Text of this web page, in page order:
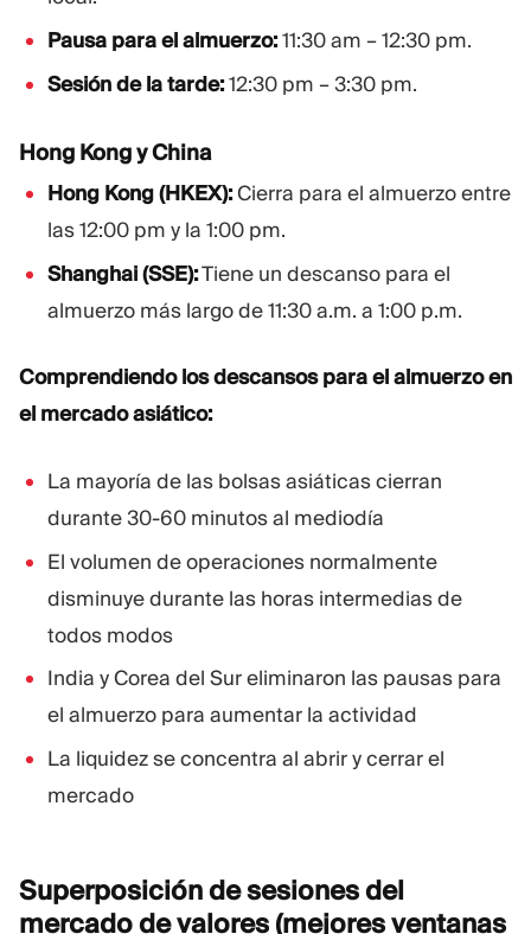
Pausa para el almuerzo:11:30 am – 12:30 pm.
Sesión de la tarde:12:30 pm – 3:30 pm.
Hong Kong y China
Hong Kong (HKEX):Cierra para el almuerzo entre
las 12:00 pm y la 1:00 pm.
Shanghai (SSE):Tiene un descanso para el
almuerzo más largo de 11:30 a.m. a 1:00 p.m.
Comprendiendo los descansos para el almuerzo en
el mercado asiático:
La mayoría de las bolsas asiáticas cierran
durante 30-60 minutos al mediodía
El volumen de operaciones normalmente
disminuye durante las horas intermedias de
todos modos
India y Corea del Sur eliminaron las pausas para
el almuerzo para aumentar la actividad
La liquidez se concentra al abrir y cerrar el
mercado
Superposición de sesiones del
mercado de valores (mejores ventanas